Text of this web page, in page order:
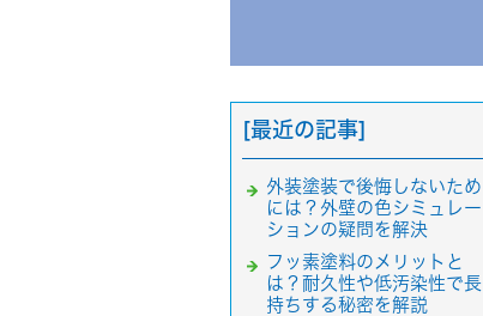
[最近の記事]
外装塗装で後悔しないため
には？外壁の色シミュレー
ションの疑問を解決
フッ素塗料のメリットと
は？耐久性や低汚染性で長
持ちする秘密を解説